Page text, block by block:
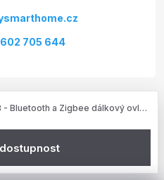
705 644
Shelly BLU RC Button 4 ZB - Bluetooth a Zigbee dálkový ovladač